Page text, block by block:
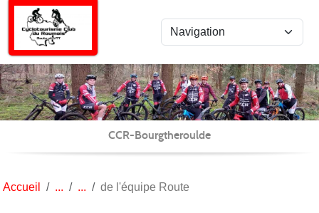
CCR-Bourgtheroulde
Accueil de l'équipe Route
Panneau de gestion des cookies